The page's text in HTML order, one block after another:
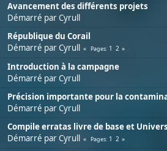
Avancement des différents projets
Démarré parCyrull
République du Corail
Démarré parCyrull Pages 1 2
Introduction à la campagne
Démarré parCyrull
Précision importante pour la
Démarré parCyrull
Compile erratas livre de base et Univers
Démarré parCyrull Pages 1 2